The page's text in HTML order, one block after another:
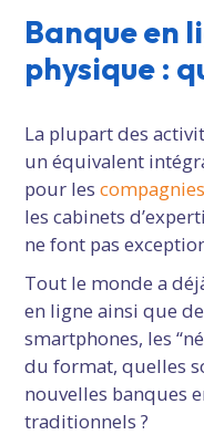
Banque en
physique :
La plupart des
un équivalent
pour les
les cabinets
ne font pas
Tout le monde a
en ligne ainsi que
smartphones, les
du format, quelles
nouvelles banques
traditionnels ?